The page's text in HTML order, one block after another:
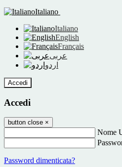
Italiano
Italiano
English
Français
عربى
اردو
Accedi
Accedi
button close ×
Nome
Password dimenticata?